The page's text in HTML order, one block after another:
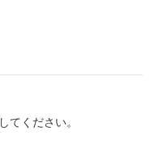
してください。